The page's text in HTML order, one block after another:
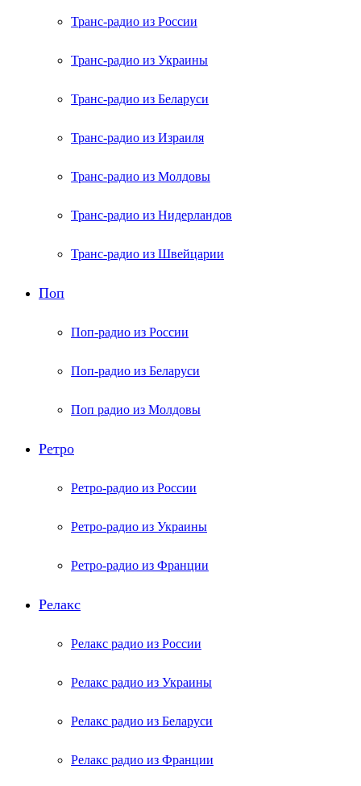
Транс-радио из России
Транс-радио из Украины
Транс-радио из Беларуси
Транс-радио из Израиля
Транс-радио из Молдовы
Транс-радио из Нидерландов
Транс-радио из Швейцарии
Поп
Поп-радио из России
Поп-радио из Беларуси
Поп радио из Молдовы
Ретро
Ретро-радио из России
Ретро-радио из Украины
Ретро-радио из Франции
Релакс
Релакс радио из России
Релакс радио из Украины
Релакс радио из Беларуси
Релакс радио из Франции